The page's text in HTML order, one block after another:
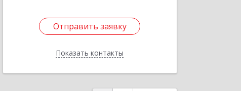
Отправить заявку
Показать контакты
Отправить заявку
Назад